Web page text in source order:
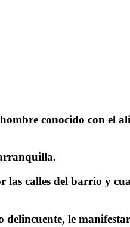
conocido con el
las calles del barrio y
le